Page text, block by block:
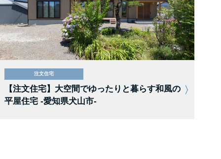
注文住宅
【注文住宅】大空間でゆったりと暮らす和風の
平屋住宅 -愛知県犬山市-